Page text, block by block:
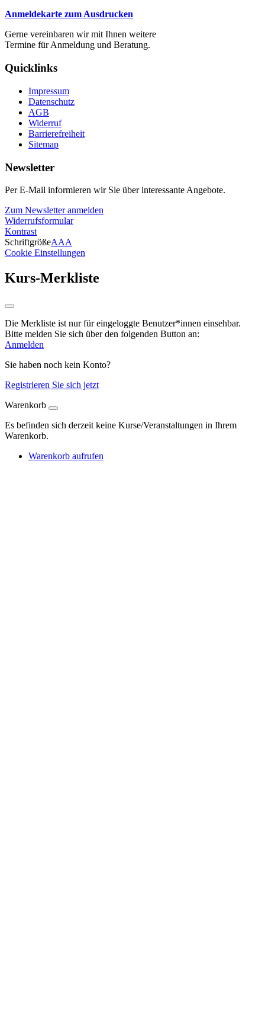
Anmeldekarte zum Ausdrucken
Gerne vereinbaren wir mit Ihnen weitere
Termine für Anmeldung und Beratung.
Quicklinks
Impressum
Datenschutz
AGB
Widerruf
Barrierefreiheit
Sitemap
Newsletter
Per E-Mail informieren wir Sie über interessante Angebote.
Zum Newsletter anmelden
Widerrufsformular
Kontrast
SchriftgrößeAAA
Cookie Einstellungen
Kurs-Merkliste
Die Merkliste ist nur für eingeloggte Benutzer*innen einsehbar.
Bitte melden Sie sich über den folgenden Button an:
Anmelden
Sie haben noch kein Konto?
Registrieren Sie sich jetzt
Warenkorb
Es befinden sich derzeit keine Kurse/Veranstaltungen in Ihrem
Warenkorb.
Warenkorb aufrufen